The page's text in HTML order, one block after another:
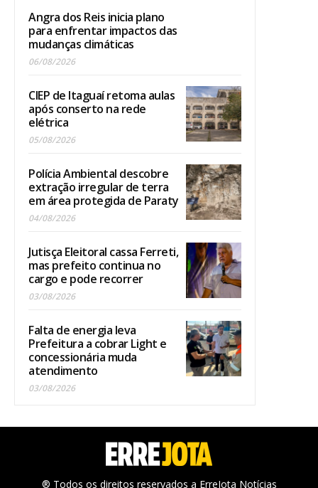
Angra dos Reis inicia plano
para enfrentar impactos das
mudanças climáticas
06/08/2026
CIEP de Itaguaí retoma aulas
após conserto na rede
elétrica
05/08/2026
Polícia Ambiental descobre
extração irregular de terra
em área protegida de Paraty
04/08/2026
Jutisça Eleitoral cassa Ferreti,
mas prefeito continua no
cargo e pode recorrer
03/08/2026
Falta de energia leva
Prefeitura a cobrar Light e
concessionária muda
atendimento
03/08/2026
® Todos os direitos reservados a ErreJota Notícias